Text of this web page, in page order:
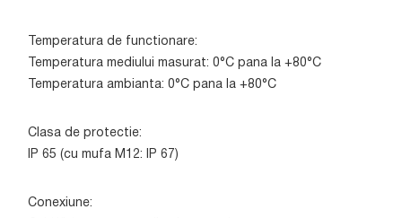
Temperatura de functionare:
Temperatura mediului masurat: 0°C pana la +80°C
Temperatura ambianta: 0°C pana la +80°C
Clasa de protectie:
IP 65 (cu mufa M12: IP 67)
Conexiune: